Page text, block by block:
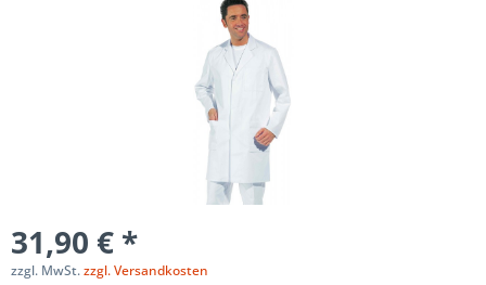
31,90 € *
zzgl. MwSt.zzgl. Versandkosten